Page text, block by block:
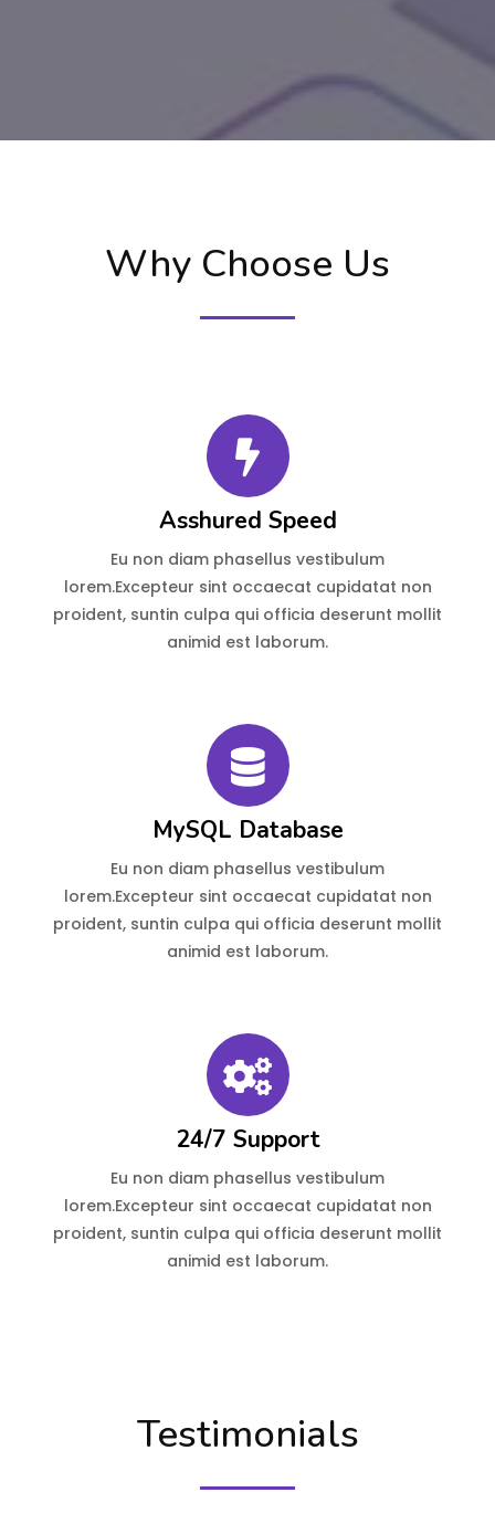
Why Choose Us
Asshured Speed
Eu non diam phasellus vestibulum
lorem.Excepteur sint occaecat cupidatat non
proident, suntin culpa qui officia deserunt mollit
animid est laborum.
MySQL Database
Eu non diam phasellus vestibulum
lorem.Excepteur sint occaecat cupidatat non
proident, suntin culpa qui officia deserunt mollit
animid est laborum.
24/7 Support
Eu non diam phasellus vestibulum
lorem.Excepteur sint occaecat cupidatat non
proident, suntin culpa qui officia deserunt mollit
animid est laborum.
Testimonials